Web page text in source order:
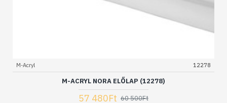
M-Acryl 12278
M-ACRYL NORA ELŐLAP (12278)
57 480Ft 60 500Ft